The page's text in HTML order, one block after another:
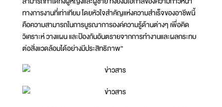
ทางการงานที่เท่าเทียม โดยหัวใจสำคัญแห่งความสำเร็จของอาชีพนี้
คือความสามารถในการบูรณาการองค์ความรู้ด้านต่างๆ เพื่อคิด
วิเคราะห์ วางแผน และป้องกันอันตรายจากการทำงานและผลกระทบ
ต่อสิ่งแวดล้อมได้อย่างมีประสิทธิภาพ”